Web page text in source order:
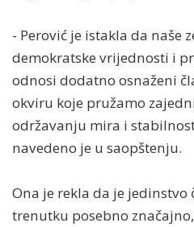
- Perović je istakla da naše
demokratske vrijednosti i
odnosi dodatno osnaženi
okviru koje pružamo
održavanju mira i
navedeno je u saopštenju.
Ona je rekla da je jedinstvo
trenutku posebno